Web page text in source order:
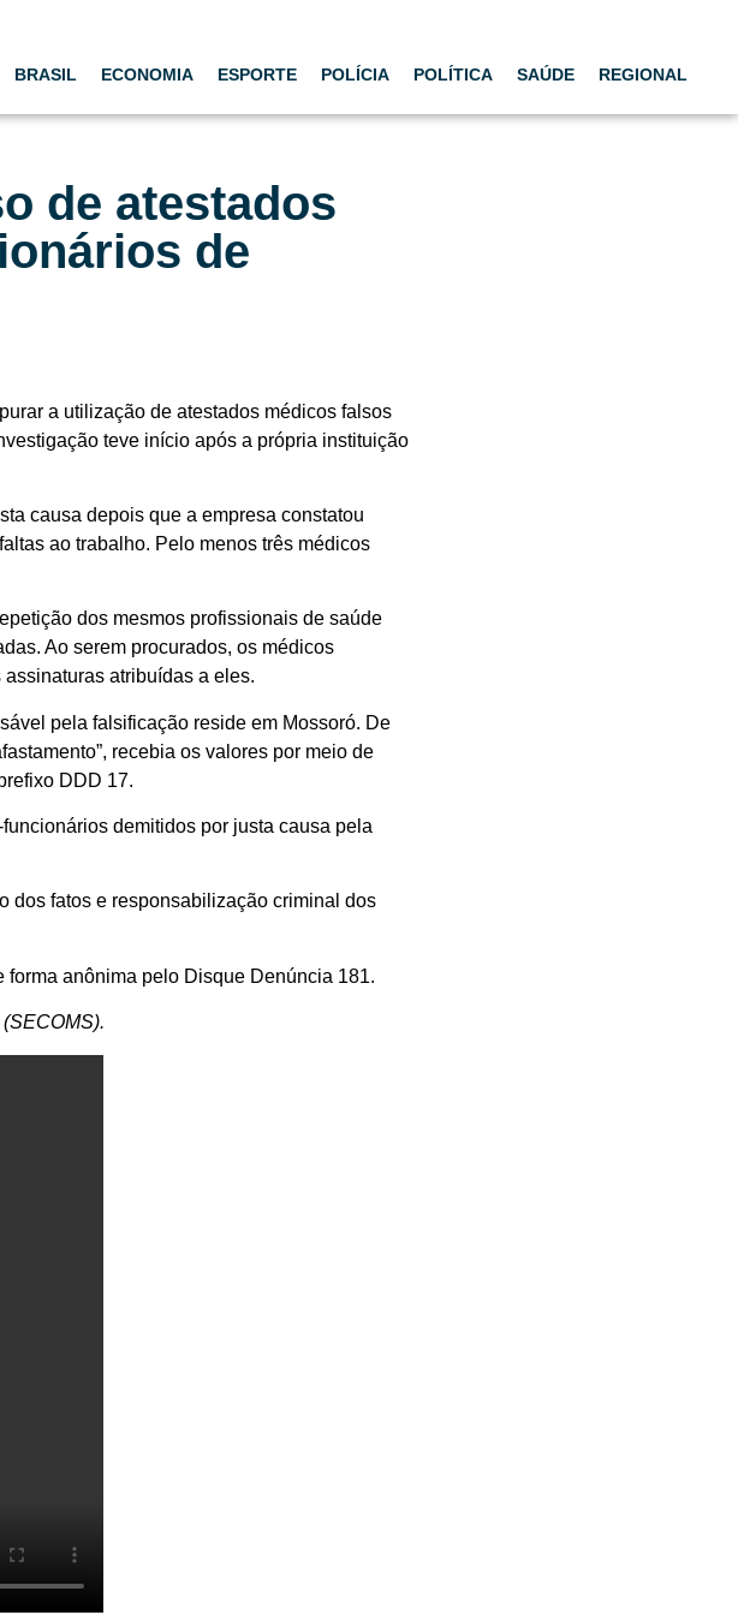
BRASIL ECONOMIA ESPORTE POLÍCIA POLÍTICA SAÚDE REGIONAL
de atestados
de
a utilização de atestados médicos falsos
teve início após a própria instituição
causa depois que a empresa constatou
ao trabalho. Pelo menos três médicos
dos mesmos profissionais de saúde
Ao serem procurados, os médicos
atribuídas a eles.
pela falsificação reside em Mossoró. De
recebia os valores por meio de
DDD 17.
demitidos por justa causa pela
dos fatos e responsabilização criminal dos
anônima pelo Disque Denúncia 181.